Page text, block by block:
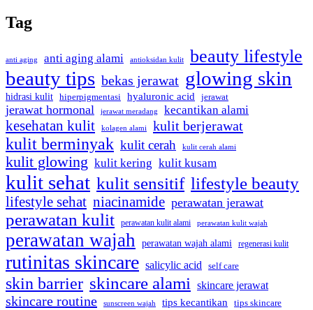
Tag
anti aging anti aging alami antioksidan kulit beauty lifestyle
beauty tips bekas jerawat glowing skin
hidrasi kulit hiperpigmentasi hyaluronic acid jerawat
jerawat hormonal jerawat meradang kecantikan alami
kesehatan kulit kolagen alami kulit berjerawat
kulit berminyak kulit cerah kulit cerah alami
kulit glowing kulit kering kulit kusam
kulit sehat kulit sensitif lifestyle beauty
lifestyle sehat niacinamide perawatan jerawat
perawatan kulit perawatan kulit alami perawatan kulit wajah
perawatan wajah perawatan wajah alami regenerasi kulit
rutinitas skincare salicylic acid self care
skin barrier skincare alami skincare jerawat
skincare routine sunscreen wajah tips kecantikan tips skincare